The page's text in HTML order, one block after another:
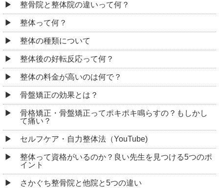
整骨院と整体院の違いって何？
整体って何？
整体の種類について
整体後の好転反応って何？
整体の料金が高いのは何で？
骨盤矯正の効果とは？
骨格矯正・骨盤矯正ってポキポキ鳴らすの？もしかし
て痛い？
セルフケア・自力整体法（YouTube)
整体って資格がいるのか？良い先生を見つける5つのポ
イント
さかぐち整骨院と他院と5つの違い